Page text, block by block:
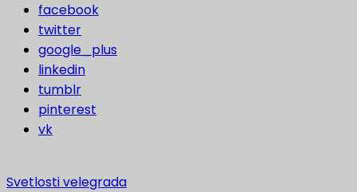
facebook
twitter
google_plus
linkedin
tumblr
pinterest
vk
Svetlosti velegrada